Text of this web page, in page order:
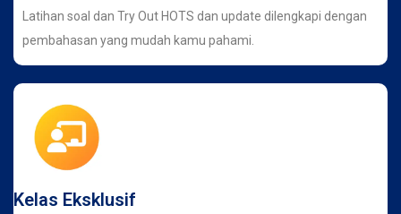
Latihan soal dan Try Out HOTS dan update dilengkapi dengan
pembahasan yang mudah kamu pahami.
Kelas Eksklusif